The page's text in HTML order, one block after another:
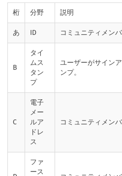
桁 分野 説明
あ ID コミュニティメンバ
B
タイ
ムス
タン
プ
ユーザーがサイン
ンプ。
C
電子
メー
ルア
ドレ
ス
コミュニティメン
ファ
ース